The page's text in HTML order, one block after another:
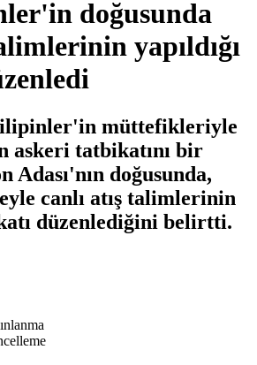
doğusunda
yapıldığı
müttefikleriyle
askeri tatbikatını bir
Adası'nın doğusunda,
canlı atış talimlerinin
düzenlediğini belirtti.